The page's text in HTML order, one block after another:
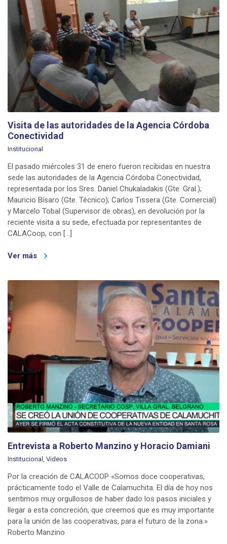
Visita de las autoridades de la Agencia Córdoba
Conectividad
Institucional
El pasado miércoles 31 de enero fueron recibidas en nuestra
sede las autoridades de la Agencia Córdoba Conectividad,
representada por los Sres. Daniel Chukaladakis (Gte. Gral.);
Mauricio Bísaro (Gte. Técnico); Carlos Tissera (Gte. Comercial)
y Marcelo Tobal (Supervisor de obras), en devolución por la
reciente visita a su sede, efectuada por representantes de
CALACoop, con […]
Ver más
Entrevista a Roberto Manzino y Horacio Damiani
Institucional , Videos
Por la creación de CALACOOP «Somos doce cooperativas,
prácticamente todo el Valle de Calamuchita. El día de hoy nos
sentimos muy orgullosos de haber dado los pasos iniciales y
llegar a esta concreción, que creemos que es muy importante
para la unión de las cooperativas, para el futuro de la zona.»
Roberto Manzino